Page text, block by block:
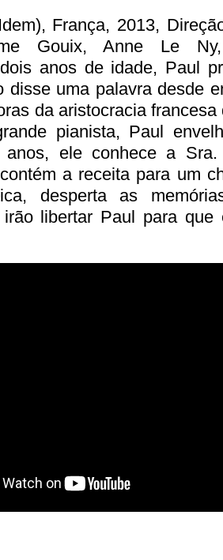
França, 2013,
Gouix, Anne Le
anos de idade, Paul
disse uma palavra desde
da aristocracia
pianista, Paul
ele conhece a Sra.
a receita para um
desperta as
irão libertar Paul para